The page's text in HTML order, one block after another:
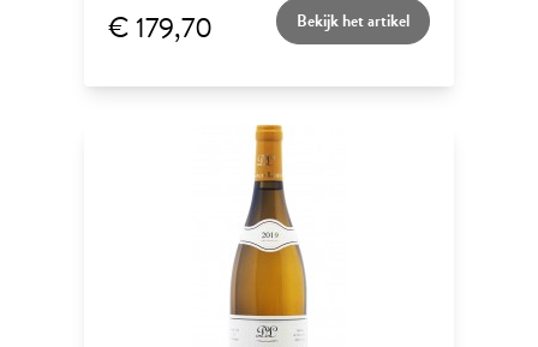
€ 179,70 Bekijk het artikel